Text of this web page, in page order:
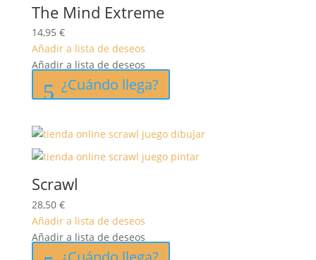
The Mind Extreme
14,95 €
Añadir a lista de deseos
Añadir a lista de deseos
¿Cuándo llega?
Scrawl
28,50 €
Añadir a lista de deseos
Añadir a lista de deseos